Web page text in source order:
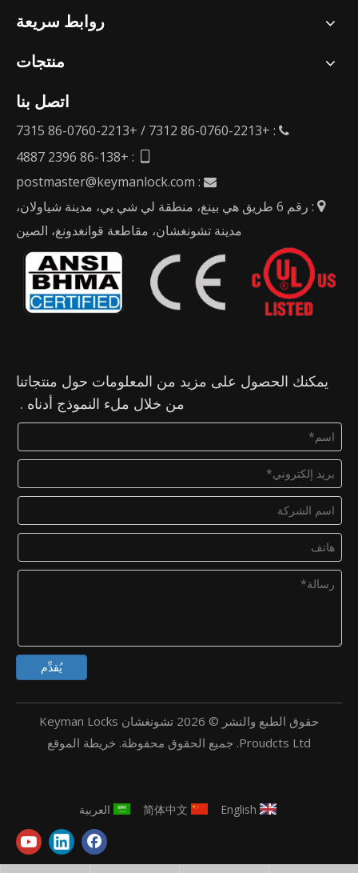
روابط سريعة
منتجات
اتصل بنا

: +86-0760-2213 7312 / +86-0760-2213 7315

: +86-138 2396 4887

:
postmaster@keymanlock.com

: رقم 6 طريق هي بينغ، منطقة لي شي يي، مدينة شياولان،
مدينة تشونغشان، مقاطعة قوانغدونغ، الصين
يمكنك الحصول على مزيد من المعلومات حول منتجاتنا
من خلال ملء النموذج أدناه .
يُقدِّم
حقوق الطبع والنشر © 2026
تشونغشان Keyman Locks
Proudcts Ltd. جميع الحقوق محفوظة.
خريطة الموقع
English
简体中文 العربية